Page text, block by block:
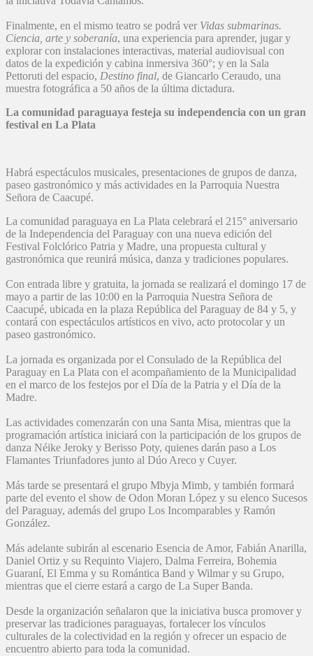
Finalmente, en el mismo teatro se podrá ver Vidas submarinas.
Ciencia, arte y soberanía, una experiencia para aprender, jugar y
explorar con instalaciones interactivas, material audiovisual con
datos de la expedición y cabina inmersiva 360°; y en la Sala
Pettoruti del espacio, Destino final, de Giancarlo Ceraudo, una
muestra fotográfica a 50 años de la última dictadura.
La comunidad paraguaya festeja su independencia con un gran
festival en La Plata
Habrá espectáculos musicales, presentaciones de grupos de danza,
paseo gastronómico y más actividades en la Parroquia Nuestra
Señora de Caacupé.
La comunidad paraguaya en La Plata celebrará el 215° aniversario
de la Independencia del Paraguay con una nueva edición del
Festival Folclórico Patria y Madre, una propuesta cultural y
gastronómica que reunirá música, danza y tradiciones populares.
Con entrada libre y gratuita, la jornada se realizará el domingo 17 de
mayo a partir de las 10:00 en la Parroquia Nuestra Señora de
Caacupé, ubicada en la plaza República del Paraguay de 84 y 5, y
contará con espectáculos artísticos en vivo, acto protocolar y un
paseo gastronómico.
La jornada es organizada por el Consulado de la República del
Paraguay en La Plata con el acompañamiento de la Municipalidad
en el marco de los festejos por el Día de la Patria y el Día de la
Madre.
Las actividades comenzarán con una Santa Misa, mientras que la
programación artística iniciará con la participación de los grupos de
danza Néike Jeroky y Berisso Poty, quienes darán paso a Los
Flamantes Triunfadores junto al Dúo Areco y Cuyer.
Más tarde se presentará el grupo Mbyja Mimb, y también formará
parte del evento el show de Odon Moran López y su elenco Sucesos
del Paraguay, además del grupo Los Incomparables y Ramón
González.
Más adelante subirán al escenario Esencia de Amor, Fabián Anarilla,
Daniel Ortiz y su Requinto Viajero, Dalma Ferreira, Bohemia
Guaraní, El Emma y su Romántica Band y Wilmar y su Grupo,
mientras que el cierre estará a cargo de La Super Banda.
Desde la organización señalaron que la iniciativa busca promover y
preservar las tradiciones paraguayas, fortalecer los vínculos
culturales de la colectividad en la región y ofrecer un espacio de
encuentro abierto para toda la comunidad.